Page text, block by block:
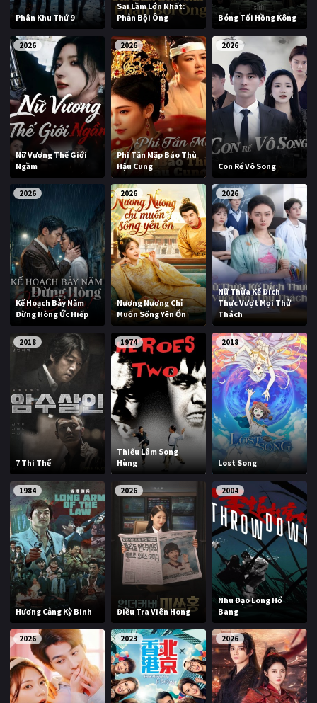
Phân Khu Thứ 9
Sai Lầm Lớn Nhất:
Phản Bội Ông
Bóng Tối Hồng Kông
2026
Nữ Vương Thế Giới
Ngầm
2026
Phi Tần Mập Báo Thù
Hậu Cung
2026
Con Rể Vô Song
2026
Kế Hoạch Bảy Năm
Đừng Hòng Ức Hiếp
2026
Nương Nương Chỉ
Muốn Sống Yên Ổn
2026
Nữ Thừa Kế Đích
Thực Vượt Mọi Thử
Thách
2018
7 Thi Thể
1974
Thiếu Lâm Song
Hùng
2018
Lost Song
1984
Hương Cảng Kỳ Binh
2026
Điều Tra Viên Hong
2004
Nhu Đạo Long Hổ
Bang
2026 2023 2026